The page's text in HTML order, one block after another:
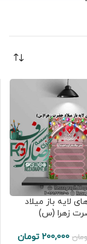
لایه باز میلاد
زهرا (س)
200,000 تومان